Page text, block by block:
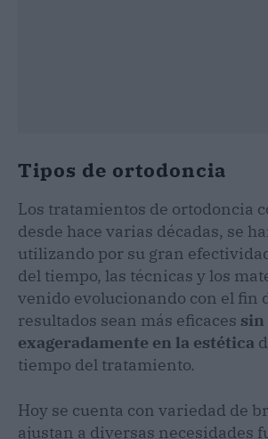
Tipos de ortodoncia
Los tratamientos de ortodoncia
desde hace varias décadas, se
utilizando por su gran
del tiempo, las técnicas y los
venido evolucionando con el fin
resultados sean más eficaces
exageradamente en la estética
tiempo del tratamiento.
Hoy se cuenta con variedad de
ajustan a diversas necesidades